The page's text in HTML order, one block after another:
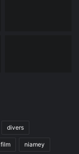
divers
film niamey